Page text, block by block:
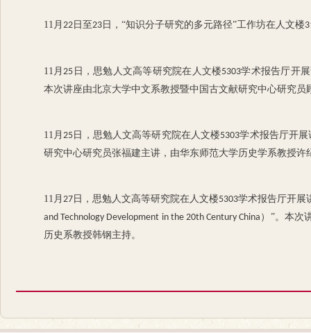
11 月 22 日至23 日，“知识分子研究的多元路径”工作坊在人文楼
11 月25 日，思勉人文高等研究院在人文楼5303学术报告厅开
本次讲座由北京大学中文系教授暨中国古文献研究中心研究
11 月25 日，思勉人文高等研究院在人文楼5303学术报告厅开展
研究中心研究员张福建主讲，由华东师范大学历史学系教授许
11 月 27 日，思勉人文高等研究院在人文楼5303学术报告厅开展
and Technology Development in the 20th Century China ）”。本次
历史系教授韩钢主持。